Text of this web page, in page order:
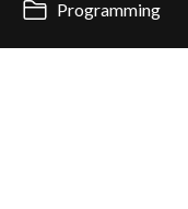
Programming